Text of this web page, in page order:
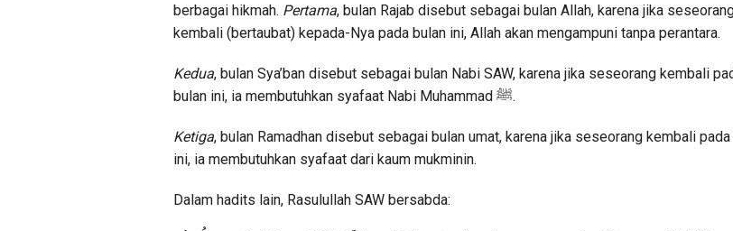
berbagai hikmah. Pertama, bulan Rajab disebut sebagai bulan Allah, karena jika
kembali (bertaubat) kepada-Nya pada bulan ini, Allah akan mengampuni tanpa perantara.
Kedua, bulan Sya’ban disebut sebagai bulan Nabi SAW, karena jika seseorang kembali
bulan ini, ia membutuhkan syafaat Nabi Muhammad ﷺ.
Ketiga, bulan Ramadhan disebut sebagai bulan umat, karena jika seseorang kembali
ini, ia membutuhkan syafaat dari kaum mukminin.
Dalam hadits lain, Rasulullah SAW bersabda: